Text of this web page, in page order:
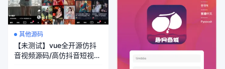
其他源码
【未测试】vue全开源仿抖
音视频源码/高仿抖音短视频